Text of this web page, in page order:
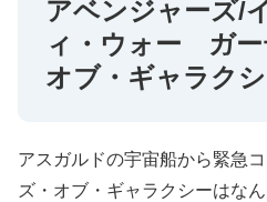
アベンジャーズ/
ィ・ウォー ガー
オブ・ギャラク
アスガルドの宇宙船から緊急
ズ・オブ・ギャラクシーはな